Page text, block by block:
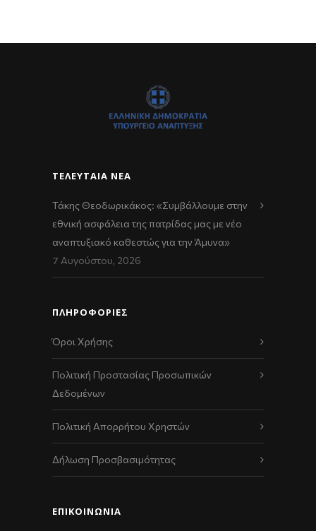
ΤΕΛΕΥΤΑΊΑ ΝΈΑ
Τάκης Θεοδωρικάκος: «Συμβάλλουμε στην
εθνική ασφάλεια της πατρίδας μας με νέο
αναπτυξιακό καθεστώς για την Άμυνα»
7 Αυγούστου, 2026
ΠΛΗΡΟΦΟΡΙΕΣ
Όροι Χρήσης
Πολιτική Προστασίας Προσωπικών
Δεδομένων
Πολιτική Απορρήτου Χρηστών
Δήλωση Προσβασιμότητας
ΕΠΙΚΟΙΝΩΝΊΑ